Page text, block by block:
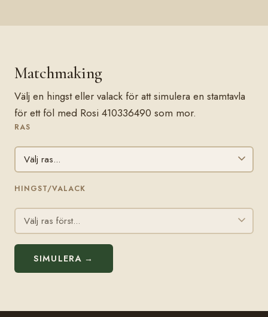
Matchmaking
Välj en hingst eller valack för att simulera en stamtavla
för ett föl med Rosi 410336490 som mor.
RAS
HINGST/VALACK
SIMULERA →